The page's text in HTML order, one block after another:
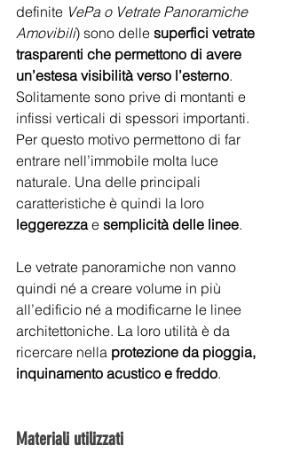
definite VePa o Vetrate Panoramiche
Amovibili) sono delle superfici vetrate
trasparenti che permettono di avere
un’estesa visibilità verso l’esterno.
Solitamente sono prive di montanti e
infissi verticali di spessori importanti.
Per questo motivo permettono di far
entrare nell’immobile molta luce
naturale. Una delle principali
caratteristiche è quindi la loro
leggerezza e semplicità delle linee.
Le vetrate panoramiche non vanno
quindi né a creare volume in più
all’edificio né a modificarne le linee
architettoniche. La loro utilità è da
ricercare nella protezione da pioggia,
inquinamento acustico e freddo.
Materiali utilizzati